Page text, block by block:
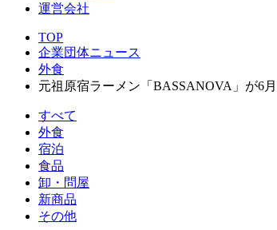
運営会社
TOP
企業団体ニュース
外食
元祖原宿ラーメン「BASSANOVA」が6
すべて
外食
宿泊
食品
卸・問屋
新商品
その他